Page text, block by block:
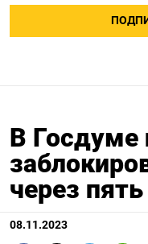
В Госдуме
через
08.11.2023